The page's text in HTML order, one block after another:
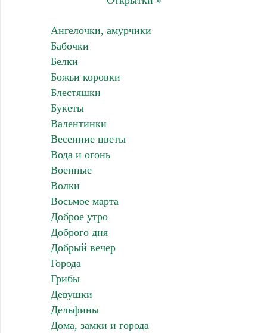
Ангелочки, амурчики
Бабочки
Белки
Божьи коровки
Блестяшки
Букеты
Валентинки
Весенние цветы
Вода и огонь
Военные
Волки
Восьмое марта
Доброе утро
Доброго дня
Добрый вечер
Города
Грибы
Девушки
Дельфины
Дома, замки и города